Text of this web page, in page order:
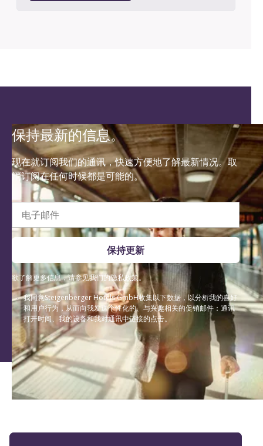
保持最新的信息。
现在就订阅我们的通讯，快速方便地了解最新情况。取
消订阅在任何时候都是可能的。
电子邮件
保持更新
欲了解更多信息，请参见我们的隐私政策。
我同意Steigenberger Hotels GmbH收集以下数据，以分析我的喜好
和用户行为，从而向我发送个性化的、与兴趣相关的促销邮件：通讯
打开时间、我的设备和我对通讯中链接的点击。